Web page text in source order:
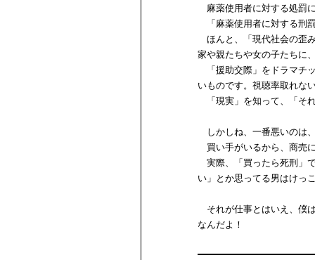
麻薬使用者に対する処罰
「麻薬使用者に対する刑
ほんと、「現代社会の歪
家や親たちや女の子たちに
「援助交際」をドラマチ
いものです。視聴率取れな
「現実」を知って、「そ
しかしね、一番悪いのは
買い手がいるから、商売
実際、「買ったら死刑」
い」とか思ってる男はけっ
それが仕事とはいえ、僕
なんだよ！